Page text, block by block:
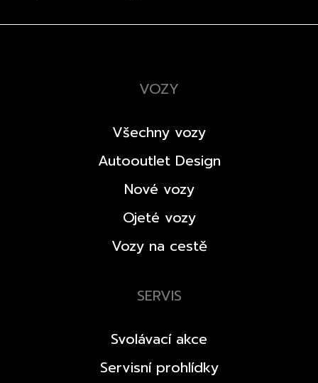
VOZY
Všechny vozy
Autooutlet Design
Nové vozy
Ojeté vozy
Vozy na cestě
SERVIS
Svolávací akce
Servisní prohlídky